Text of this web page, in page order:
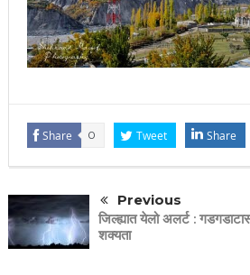
Share 0 Tweet Share
Previous
जिल्ह्यात येलो अलर्ट :
शक्यता